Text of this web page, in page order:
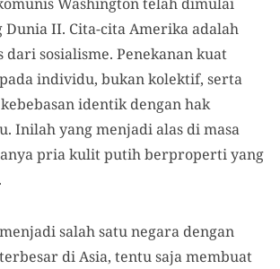
Dunia II. Cita-cita Amerika adalah
sosialisme. Penekanan kuat
individu, bukan kolektif, serta
identik dengan hak
Inilah yang menjadi alas di masa
pria kulit putih berproperti yang
salah satu negara dengan
di Asia, tentu saja membuat